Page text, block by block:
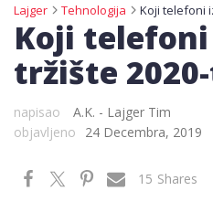
Lajger Tehnologija Koji telefoni
Koji
tržište
napisao
A.K. - Lajger Tim
objavljeno
24 Decembra, 2019
Shares
15